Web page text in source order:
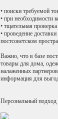
• поиски требуемой
• при необходимости
• тщательная
• проведение
постсоветском
Важно, что в базе
товары для дома,
налаженных
информация для
Персональный